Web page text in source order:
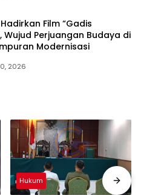
Film “Gadis
Wujud Perjuangan Budaya di
Modernisasi
2026
Hukum